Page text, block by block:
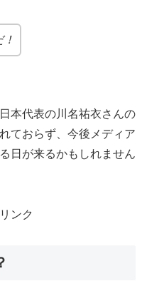
本代表の川名祐衣さんの
ておらず、今後メディア
日が来るかもしれません
ンク